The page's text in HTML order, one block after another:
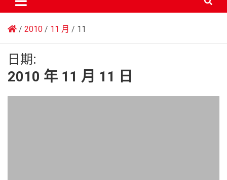
2010 11 月 11
日期:
2010 年 11 月 11 日